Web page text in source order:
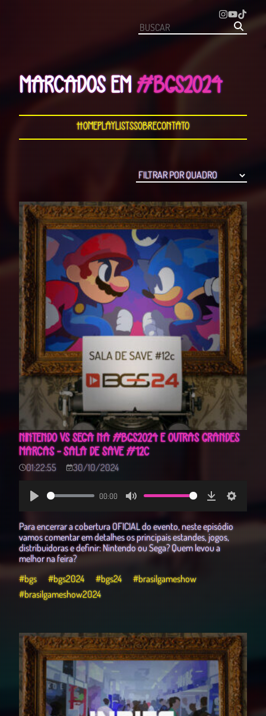
MARCADOS EM#BGS2024
HomePlaylistsSobreContato
NINTENDO VS SEGA NA #BGS2024 E OUTRAS GRANDES
MARCAS - SALA DE SAVE #12C
01:22:55 30/10/2024
00:00
Para encerrar a cobertura OFICIAL do evento, neste episódio
vamos comentar em detalhes os principais estandes, jogos,
distribuidoras e definir: Nintendo ou Sega? Quem levou a
melhor na feira?
#bgs
#bgs2024 #bgs24
#brasilgameshow
#brasilgameshow2024